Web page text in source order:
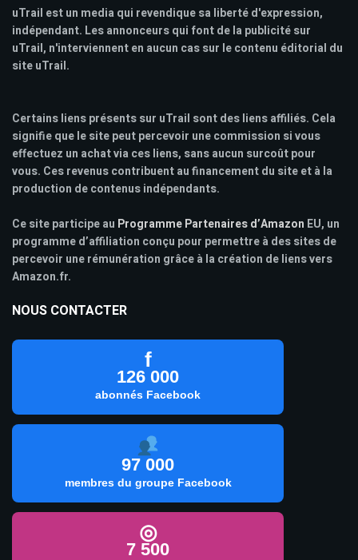
uTrail est un media qui revendique sa liberté d'expression,
indépendant. Les annonceurs qui font de la publicité sur
uTrail, n'interviennent en aucun cas sur le contenu éditorial du
site uTrail.
Certains liens présents sur uTrail sont des liens affiliés. Cela
signifie que le site peut percevoir une commission si vous
effectuez un achat via ces liens, sans aucun surcoût pour
vous. Ces revenus contribuent au financement du site et à la
production de contenus indépendants.
Ce site participe au Programme Partenaires d’Amazon EU, un
programme d’affiliation conçu pour permettre à des sites de
percevoir une rémunération grâce à la création de liens vers
Amazon.fr.
NOUS CONTACTER
f
126 000
abonnés Facebook
97 000
membres du groupe Facebook
◎
7 500